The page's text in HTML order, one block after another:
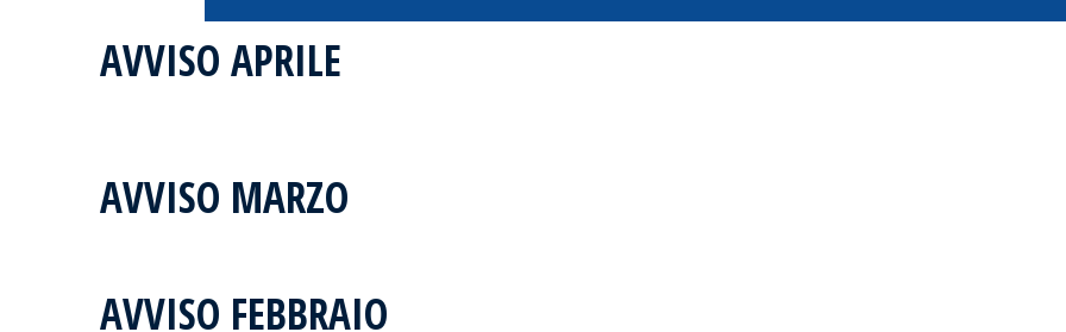
AVVISO APRILE
AVVISO MARZO
AVVISO FEBBRAIO